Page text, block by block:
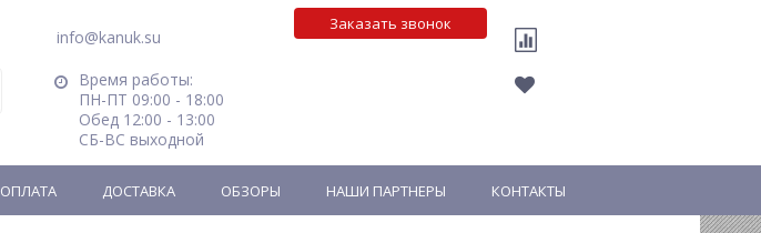
info@kanuk.su
Время работы:
ПН-ПТ 09:00 - 18:00
Обед 12:00 - 13:00
СБ-ВС выходной
Заказать звонок
ОПЛАТА ДОСТАВКА ОБЗОРЫ НАШИ ПАРТНЕРЫ КОНТАКТЫ